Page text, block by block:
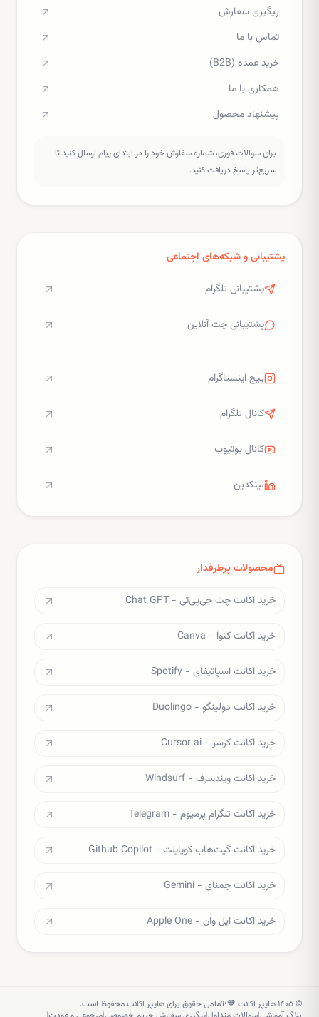
پیگیری سفارش
تماس با ما
خرید عمده (B2B)
همکاری با ما
پیشنهاد محصول
برای سوالات فوری، شماره سفارش خود را در ابتدای پیام ارسال کنید تا
سریع‌تر پاسخ دریافت کنید.
پشتیبانی و شبکه‌های اجتماعی
پشتیبانی تلگرام
پشتیبانی چت آنلاین
پیج اینستاگرام
کانال تلگرام
کانال یوتیوب
لینکدین
محصولات پرطرفدار
خرید اکانت چت جی‌پی‌تی - Chat GPT
خرید اکانت کنوا - Canva
خرید اکانت اسپاتیفای - Spotify
خرید اکانت دولینگو - Duolingo
خرید اکانت کرسر - Cursor ai
خرید اکانت ویندسرف - Windsurf
خرید اکانت تلگرام پرمیوم - Telegram
خرید اکانت گیت‌هاب کوپایلت - Github Copilot
خرید اکانت جمنای - Gemini
خرید اکانت اپل وان - Apple One
©۱۴۰۵هایپر اکانت 🧡•تمامی حقوق برای هایپر اکانت محفوظ است.